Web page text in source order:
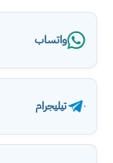
واتساب
تيليجرام